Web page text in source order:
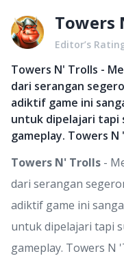
Towers
Editor’s
Towers N' Trolls -
dari serangan
adiktif game ini
untuk dipelajari tapi
gameplay. Towers
Towers N' Trolls -
dari serangan
adiktif game ini
untuk dipelajari tapi
gameplay. Towers N